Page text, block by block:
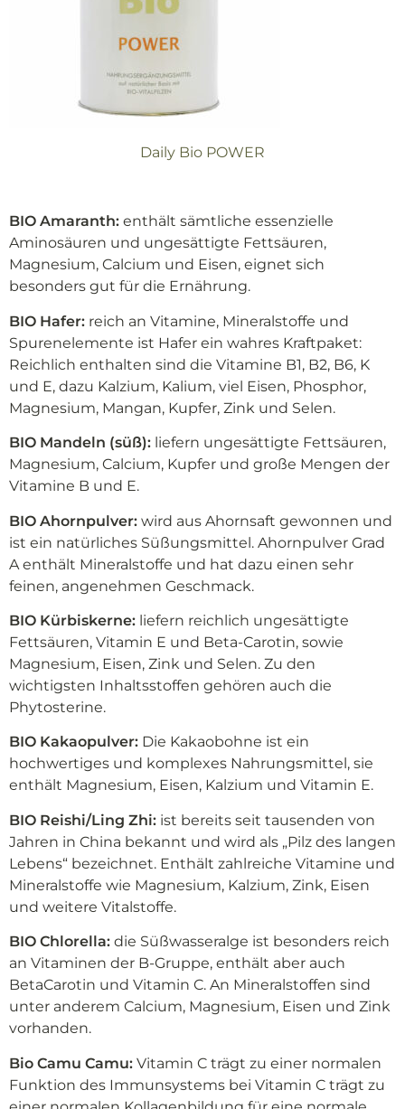
Daily Bio POWER
BIO Amaranth: enthält sämtliche essenzielle
Aminosäuren und ungesättigte Fettsäuren,
Magnesium, Calcium und Eisen, eignet sich
besonders gut für die Ernährung.
BIO Hafer: reich an Vitamine, Mineralstoffe und
Spurenelemente ist Hafer ein wahres Kraftpaket:
Reichlich enthalten sind die Vitamine B1, B2, B6, K
und E, dazu Kalzium, Kalium, viel Eisen, Phosphor,
Magnesium, Mangan, Kupfer, Zink und Selen.
BIO Mandeln (süß): liefern ungesättigte Fettsäuren,
Magnesium, Calcium, Kupfer und große Mengen der
Vitamine B und E.
BIO Ahornpulver: wird aus Ahornsaft gewonnen und
ist ein natürliches Süßungsmittel. Ahornpulver Grad
A enthält Mineralstoffe und hat dazu einen sehr
feinen, angenehmen Geschmack.
BIO Kürbiskerne: liefern reichlich ungesättigte
Fettsäuren, Vitamin E und Beta-Carotin, sowie
Magnesium, Eisen, Zink und Selen. Zu den
wichtigsten Inhaltsstoffen gehören auch die
Phytosterine.
BIO Kakaopulver: Die Kakaobohne ist ein
hochwertiges und komplexes Nahrungsmittel, sie
enthält Magnesium, Eisen, Kalzium und Vitamin E.
BIO Reishi/Ling Zhi: ist bereits seit tausenden von
Jahren in China bekannt und wird als „Pilz des langen
Lebens“ bezeichnet. Enthält zahlreiche Vitamine und
Mineralstoffe wie Magnesium, Kalzium, Zink, Eisen
und weitere Vitalstoffe.
BIO Chlorella: die Süßwasseralge ist besonders reich
an Vitaminen der B-Gruppe, enthält aber auch
BetaCarotin und Vitamin C. An Mineralstoffen sind
unter anderem Calcium, Magnesium, Eisen und Zink
vorhanden.
Bio Camu Camu: Vitamin C trägt zu einer normalen
Funktion des Immunsystems bei Vitamin C trägt zu